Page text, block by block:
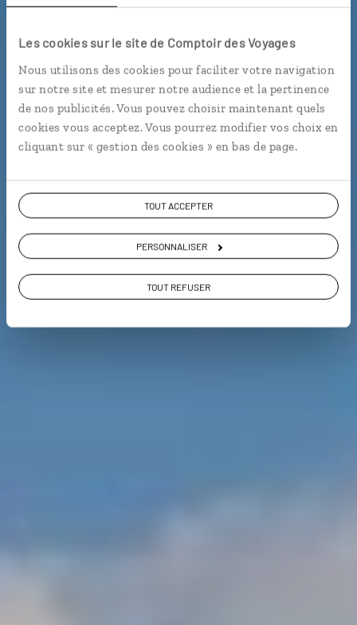
Les cookies sur le site de Comptoir des Voyages
Nous utilisons des cookies pour faciliter votre navigation
sur notre site et mesurer notre audience et la pertinence
de nos publicités. Vous pouvez choisir maintenant quels
cookies vous acceptez. Vous pourrez modifier vos choix en
cliquant sur « gestion des cookies » en bas de page.
TOUT ACCEPTER
PERSONNALISER
TOUT REFUSER
Un été au Sri Lanka
Circuit au Sri Lanka, avec les plages de Trincomalee.
Voir les 88 avis sur les voyages au Sri Lanka
VOIR LA GALERIE PHOTOS